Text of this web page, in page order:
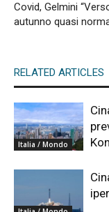
Covid, Gelmini
autunno quasi
RELATED ARTICLES
Italia / Mondo